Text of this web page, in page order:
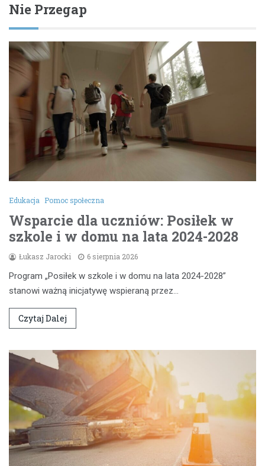
Nie Przegap
Edukacja Pomoc społeczna
Wsparcie dla uczniów: Posiłek w
szkole i w domu na lata 2024-2028
Łukasz Jarocki 6 sierpnia 2026
Program „Posiłek w szkole i w domu na lata 2024-2028”
stanowi ważną inicjatywę wspieraną przez…
Czytaj Dalej